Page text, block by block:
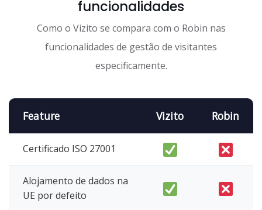
funcionalidades
Como o Vizito se compara com o Robin nas
funcionalidades de gestão de visitantes
especificamente.
Feature Vizito Robin
Certificado ISO 27001
Alojamento de dados na
UE por defeito